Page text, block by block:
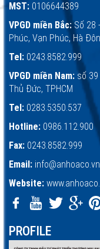
MST: 0106644389
VPGD miền Bắc:Số 28
Phúc, Vạn Phúc, Hà
Tel: 0243.8582.999
VPGD miền Nam: số 39
Thủ Đức, TPHCM
Tel: 0283.5350.537
Hotline: 0986.112.900
Fax: 0243.8582.999
Email: info@anhoaco.vn
Website:
PROFILE